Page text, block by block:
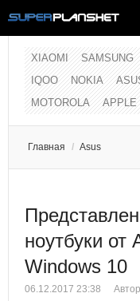
XIAOMI SAMSUNG
IQOO
NOKIA
MOTOROLA
APPLE
Главная / Asus
ноутбуки от
Windows 10
06.12.2017 23:38